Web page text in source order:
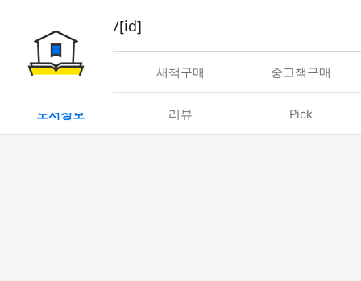
book/rent/[id]
대여 새책구매 중고책구매
도서정보 리뷰 Pick